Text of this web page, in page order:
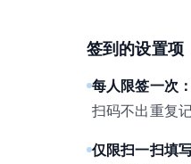
签到的设置项
每人限签一次
扫码不出重复
仅限扫一扫填